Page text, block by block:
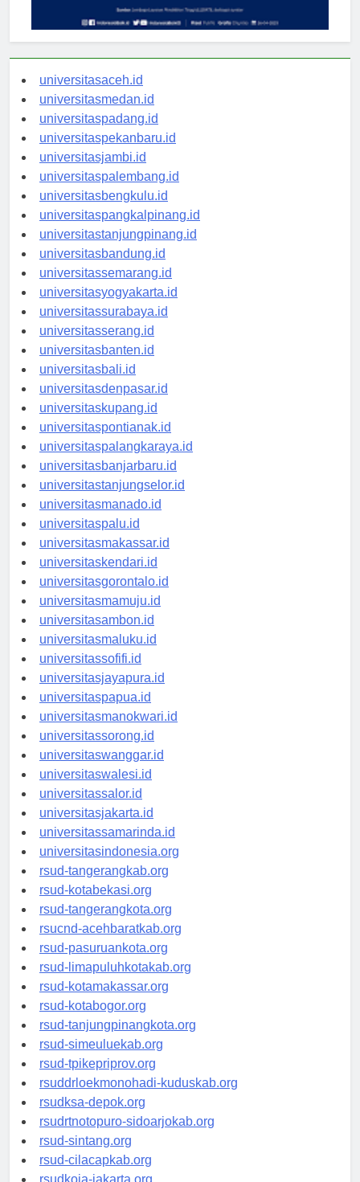
universitasaceh.id
universitasmedan.id
universitaspadang.id
universitaspekanbaru.id
universitasjambi.id
universitaspalembang.id
universitasbengkulu.id
universitaspangkalpinang.id
universitastanjungpinang.id
universitasbandung.id
universitassemarang.id
universitasyogyakarta.id
universitassurabaya.id
universitasserang.id
universitasbanten.id
universitasbali.id
universitasdenpasar.id
universitaskupang.id
universitaspontianak.id
universitaspalangkaraya.id
universitasbanjarbaru.id
universitastanjungselor.id
universitasmanado.id
universitaspalu.id
universitasmakassar.id
universitaskendari.id
universitasgorontalo.id
universitasmamuju.id
universitasambon.id
universitasmaluku.id
universitassofifi.id
universitasjayapura.id
universitaspapua.id
universitasmanokwari.id
universitassorong.id
universitaswanggar.id
universitaswalesi.id
universitassalor.id
universitasjakarta.id
universitassamarinda.id
universitasindonesia.org
rsud-tangerangkab.org
rsud-kotabekasi.org
rsud-tangerangkota.org
rsucnd-acehbaratkab.org
rsud-pasuruankota.org
rsud-limapuluhkotakab.org
rsud-kotamakassar.org
rsud-kotabogor.org
rsud-tanjungpinangkota.org
rsud-simeuluekab.org
rsud-tpikepriprov.org
rsuddrloekmonohadi-kuduskab.org
rsudksa-depok.org
rsudrtnotopuro-sidoarjokab.org
rsud-sintang.org
rsud-cilacapkab.org